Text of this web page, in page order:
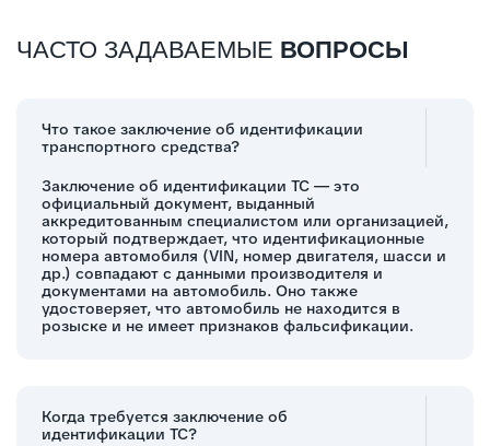
ЧАСТО ЗАДАВАЕМЫЕ ВОПРОСЫ
Что такое заключение об идентификации
транспортного средства?
Заключение об идентификации ТС — это
официальный документ, выданный
аккредитованным специалистом или организацией,
который подтверждает, что идентификационные
номера автомобиля (VIN, номер двигателя, шасси и
др.) совпадают с данными производителя и
документами на автомобиль. Оно также
удостоверяет, что автомобиль не находится в
розыске и не имеет признаков фальсификации.
Когда требуется заключение об
идентификации ТС?